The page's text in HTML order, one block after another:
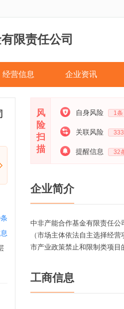
限责任公司
经营信息 企业资讯
风
险
扫
描
自身风险 1 条
关联风险
提醒信息 32
企业简介
中非产能合作基金有限责任公
（市场主体依法自主选择经
市产业政策禁止和限制类项目
工商信息